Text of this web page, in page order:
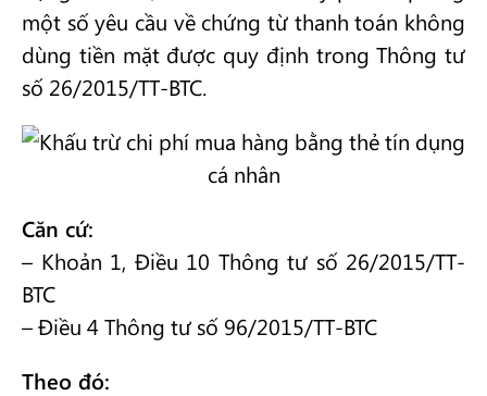
một số yêu cầu về chứng từ thanh toán không
dùng tiền mặt được quy định trong Thông tư
số 26/2015/TT-BTC.
Căn cứ:
– Khoản 1, Điều 10 Thông tư số 26/2015/TT-
BTC
– Điều 4 Thông tư số 96/2015/TT-BTC
Theo đó: